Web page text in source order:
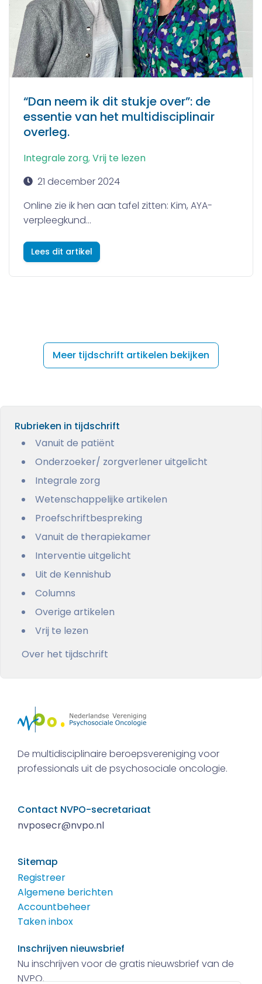
“Dan neem ik dit stukje over”: de
essentie van het multidisciplinair
overleg.
Integrale zorg, Vrij te lezen
21 december 2024
Online zie ik hen aan tafel zitten: Kim, AYA-
verpleegkund...
Lees dit artikel
Meer tijdschrift artikelen bekijken
Rubrieken in tijdschrift
Vanuit de patiënt
Onderzoeker/ zorgverlener uitgelicht
Integrale zorg
Wetenschappelijke artikelen
Proefschriftbespreking
Vanuit de therapiekamer
Interventie uitgelicht
Uit de Kennishub
Columns
Overige artikelen
Vrij te lezen
Over het tijdschrift
De multidisciplinaire beroepsvereniging voor
professionals uit de psychosociale oncologie.
Contact NVPO-secretariaat
nvposecr@nvpo.nl
Sitemap
Registreer
Algemene berichten
Accountbeheer
Taken inbox
Inschrijven nieuwsbrief
Nu inschrijven voor de gratis nieuwsbrief van de
NVPO.